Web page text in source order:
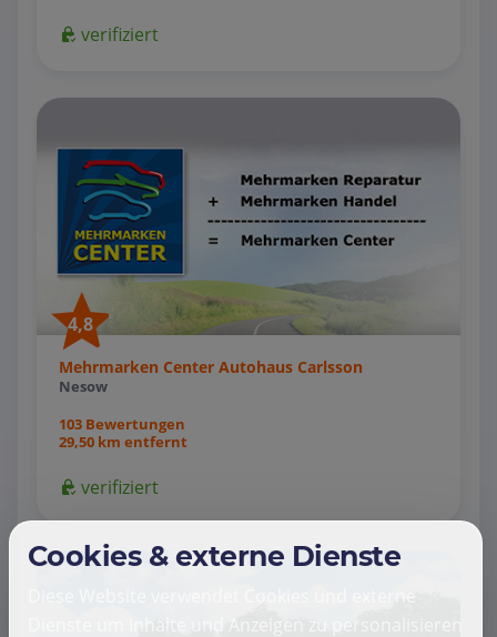
verifiziert
4,8
Mehrmarken Center Autohaus Carlsson
Nesow
103 Bewertungen
29,50 km entfernt
verifiziert
Cookies & externe Dienste
Dienste um Inhalte und Anzeigen zu personalisieren